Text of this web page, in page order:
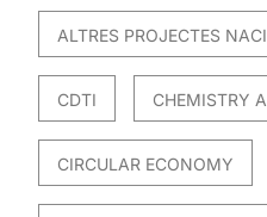
ALTRES PROJECTES
CDTI CHEMISTRY
CIRCULAR ECONOMY